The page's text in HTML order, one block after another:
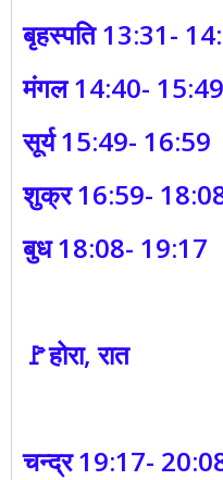
बृहस्पति 13:31-
मंगल 14:40- 15:49
सूर्य 15:49- 16:59
शुक्र 16:59-
बुध 18:08- 19:17
🚩होरा, रात
चन्द्र 19:17-